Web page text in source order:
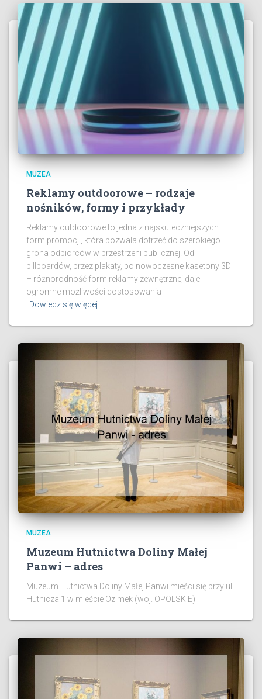
MUZEA
Reklamy outdoorowe – rodzaje
nośników, formy i przykłady
Reklamy outdoorowe to jedna z najskuteczniejszych
form promocji, która pozwala dotrzeć do szerokiego
grona odbiorców w przestrzeni publicznej. Od
billboardów, przez plakaty, po nowoczesne kasetony 3D
– różnorodność form reklamy zewnętrznej daje
ogromne możliwości dostosowania
Dowiedz się więcej…
MUZEA
Muzeum Hutnictwa Doliny Małej
Panwi – adres
Muzeum Hutnictwa Doliny Małej Panwi mieści się przy ul.
Hutnicza 1 w mieście Ozimek (woj. OPOLSKIE)